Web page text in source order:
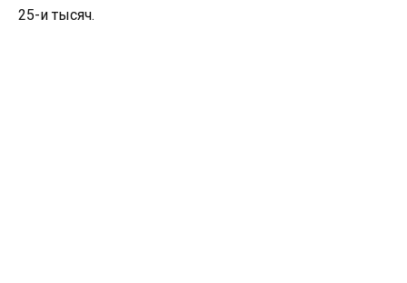
25-и тысяч.